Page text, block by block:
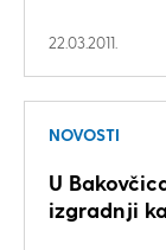
22.03.2011.
NOVOSTI
U
izgradnji